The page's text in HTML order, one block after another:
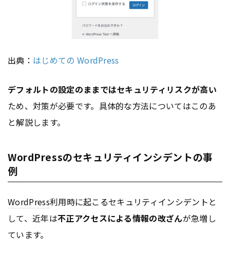
出典： はじめての WordPress
デフォルトの設定のままではセキュリティリスクが高い
ため、対策が必要です。具体的な方法についてはこのあ
と解説します。
WordPressのセキュリティインシデントの事
例
WordPress利用時に起こるセキュリティインシデントと
して、近年は不正アクセスによる情報の改ざんが急増し
ています。